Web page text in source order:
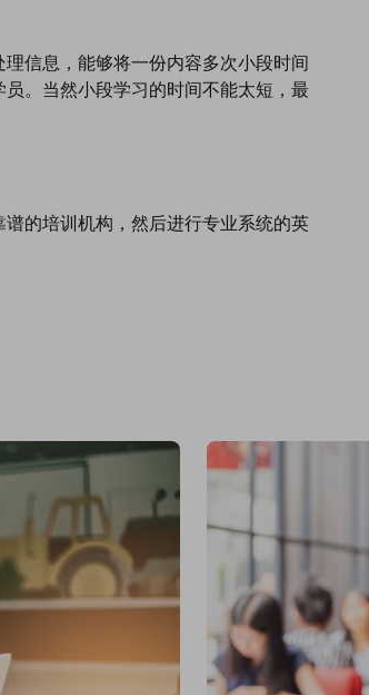
信息，能够将一份内容多次小段时间
。当然小段学习的时间不能太短，最
的培训机构，然后进行专业系统的英